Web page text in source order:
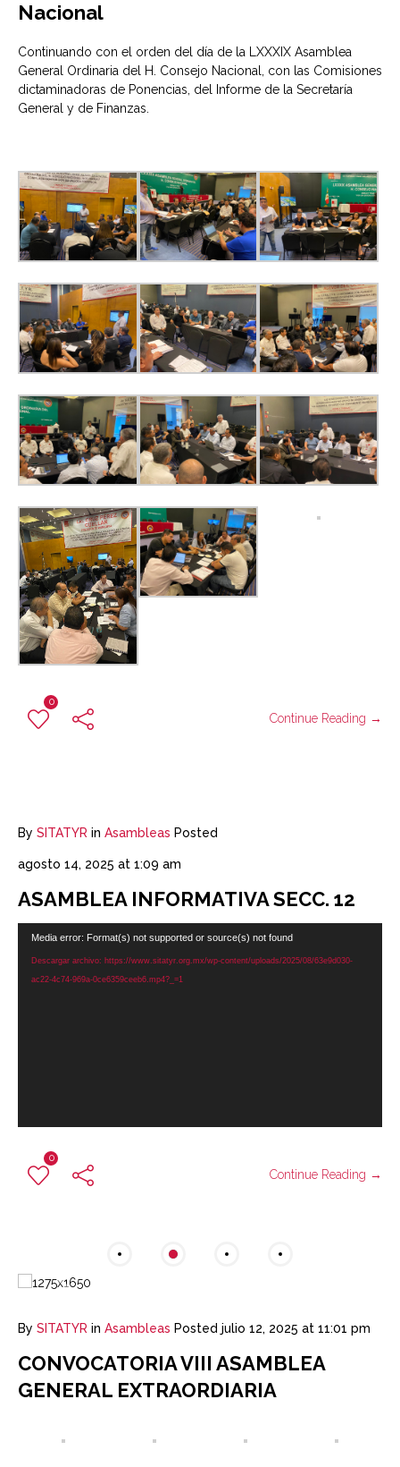
Nacional
Continuando con el orden del día de la LXXXIX Asamblea
General Ordinaria del H. Consejo Nacional, con las Comisiones
dictaminadoras de Ponencias, del Informe de la Secretaría
General y de Finanzas.
0
Continue Reading →
By SITATYR in Asambleas Posted
agosto 14, 2025 at 1:09 am
ASAMBLEA INFORMATIVA SECC. 12
Reproductor
Media error: Format(s) not supported or source(s) not found
Descargar archivo: https://www.sitatyr.org.mx/wp-content/uploads/2025/08/63e9d030-
ac22-4c74-969a-0ce6359ceeb6.mp4?_=1
0
Continue Reading →
By SITATYR in Asambleas Posted julio 12, 2025 at 11:01 pm
CONVOCATORIA VIII ASAMBLEA
GENERAL EXTRAORDIARIA